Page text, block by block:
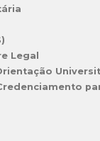
Legal